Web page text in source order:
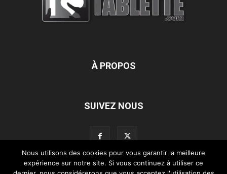
À PROPOS
SUIVEZ NOUS
Nous utilisons des cookies pour vous garantir la meilleure
expérience sur notre site. Si vous continuez à utiliser ce